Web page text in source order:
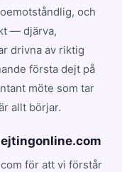
och
— djärva,
drivna av riktig
första dejt på
möte som tar
allt börjar.
för att vi förstår